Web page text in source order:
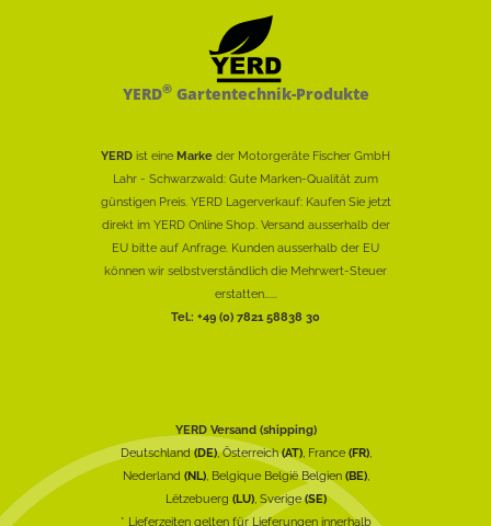
YERD®Gartentechnik-Produkte
YERD ist eine Marke der Motorgeräte Fischer GmbH
Lahr - Schwarzwald: Gute Marken-Qualität zum
günstigen Preis. YERD Lagerverkauf: Kaufen Sie jetzt
direkt im YERD Online Shop. Versand ausserhalb der
EU bitte auf Anfrage. Kunden ausserhalb der EU
können wir selbstverständlich die Mehrwert-Steuer
erstatten......
Tel.: +49 (0) 7821 58838 30
YERD Versand (shipping)
Deutschland(DE), Österreich(AT), France (FR),
Nederland (NL), Belgique België Belgien (BE),
Lëtzebuerg (LU), Sverige(SE)
* Lieferzeiten gelten für Lieferungen innerhalb